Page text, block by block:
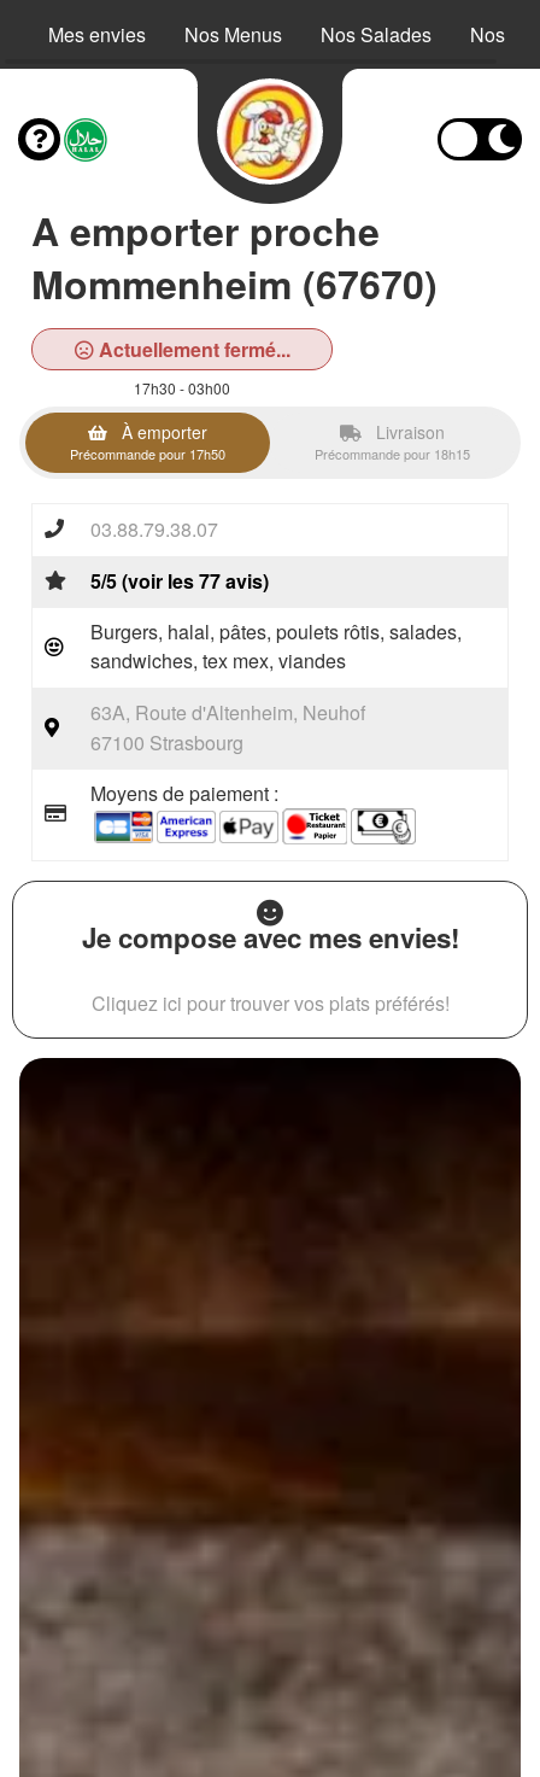
Mes envies Nos Menus Nos Salades Nos
A emporter proche
Mommenheim (67670)
Actuellement fermé...
17h30 - 03h00
À emporter
Précommande pour 17h50
Livraison
Précommande pour 18h15
03.88.79.38.07
5/5 (voir les 77 avis)
Burgers, halal, pâtes, poulets rôtis, salades,
sandwiches, tex mex, viandes
63A, Route d'Altenheim, Neuhof
67100 Strasbourg
Moyens de paiement :
Je compose avec mes envies!
Cliquez ici pour trouver vos plats préférés!